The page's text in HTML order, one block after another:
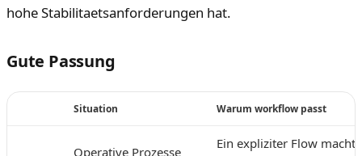
hohe Stabilitaetsanforderungen hat.
Gute Passung
Situation Warum workflow passt
Operative Prozesse
Ein expliziter Flow macht